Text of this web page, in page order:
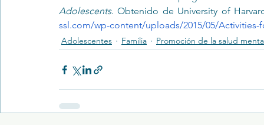
Adolescents. Obtenido de University of
ssl.com/wp-content/uploads/2015/05/Activities-
Adolescentes Familia Promoción de la salud